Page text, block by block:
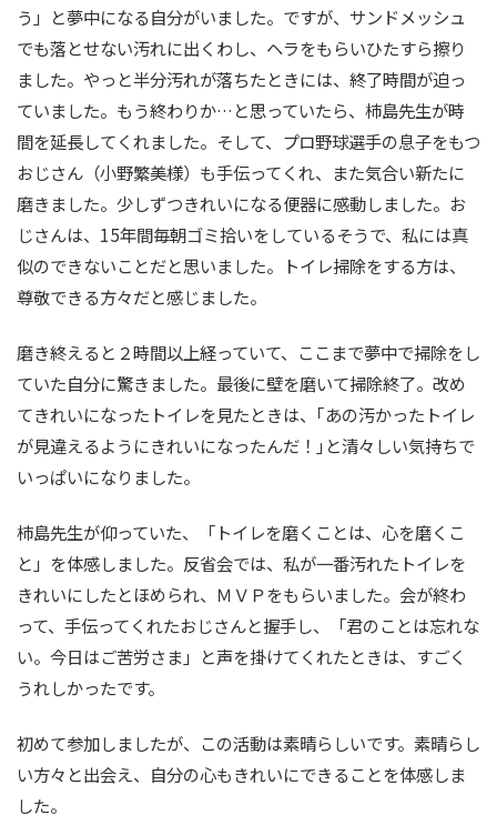
う」と夢中になる自分がいました。ですが、サンドメッシュ
でも落とせない汚れに出くわし、ヘラをもらいひたすら擦り
ました。やっと半分汚れが落ちたときには、終了時間が迫っ
ていました。もう終わりか…と思っていたら、柿島先生が時
間を延長してくれました。そして、プロ野球選手の息子をもつ
おじさん（小野繁美様）も手伝ってくれ、また気合い新たに
磨きました。少しずつきれいになる便器に感動しました。お
じさんは、15年間毎朝ゴミ拾いをしているそうで、私には真
似のできないことだと思いました。トイレ掃除をする方は、
尊敬できる方々だと感じました。
磨き終えると２時間以上経っていて、ここまで夢中で掃除をし
ていた自分に驚きました。最後に壁を磨いて掃除終了。改め
てきれいになったトイレを見たときは、｢あの汚かったトイレ
が見違えるようにきれいになったんだ！｣と清々しい気持ちで
いっぱいになりました。
柿島先生が仰っていた、「トイレを磨くことは、心を磨くこ
と」を体感しました。反省会では、私が一番汚れたトイレを
きれいにしたとほめられ、ＭＶＰをもらいました。会が終わ
って、手伝ってくれたおじさんと握手し、「君のことは忘れな
い。今日はご苦労さま」と声を掛けてくれたときは、すごく
うれしかったです。
初めて参加しましたが、この活動は素晴らしいです。素晴らし
い方々と出会え、自分の心もきれいにできることを体感しま
した。